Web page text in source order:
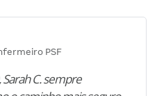
PSF
Sarah C. sempre